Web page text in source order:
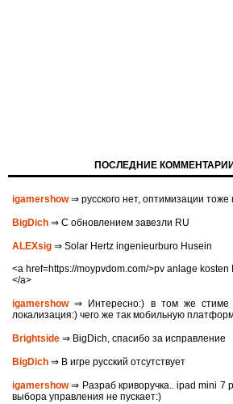
ПОСЛЕДНИЕ КОММЕНТАРИИ
igamershow⇒ русского нет, оптимизации тоже
BigDich ⇒ С обновлением завезли RU
ALEXsig ⇒ Solar Hertz ingenieurburo Husein
<a href=https://moypvdom.com/>pv anlage kosten
</a>
igamershow⇒ Интересно:) в том же стиме
локализация:) чего же так мобильную
Brightside ⇒ BigDich, спасибо за исправление
BigDich ⇒ В игре русский отсутствует
igamershow⇒ Разраб криворучка.. ipad mini 7
выбора управления не пускает:)